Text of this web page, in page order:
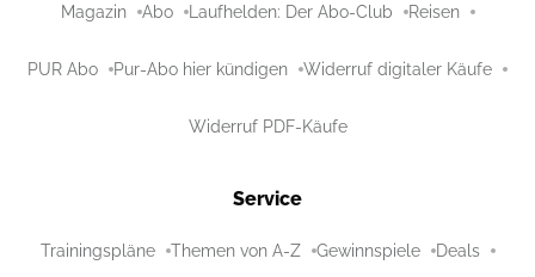
Magazin Abo Laufhelden: Der Abo-Club Reisen
PUR Abo Pur-Abo hier kündigen Widerruf digitaler Käufe
Widerruf PDF-Käufe
Service
Trainingspläne Themen von A-Z Gewinnspiele Deals